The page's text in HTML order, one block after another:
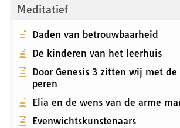
Meditatief
Daden van betrouwbaarheid
De kinderen van het leerhuis
Door Genesis 3 zitten wij met de
peren
Elia en de wens van de arme
Evenwichtskunstenaars